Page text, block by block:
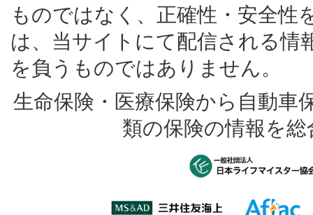
ものではなく、正確性・安全性
は、当サイトにて配信される情
を負うものではありません。
生命保険・医療保険から自動車
類の保険の情報を